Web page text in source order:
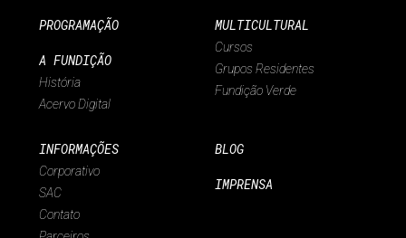
PROGRAMAÇÃO
A FUNDIÇÃO
História
Acervo Digital
MULTICULTURAL
Cursos
Grupos Residentes
Fundição Verde
INFORMAÇÕES
Corporativo
SAC
Contato
BLOG
IMPRENSA